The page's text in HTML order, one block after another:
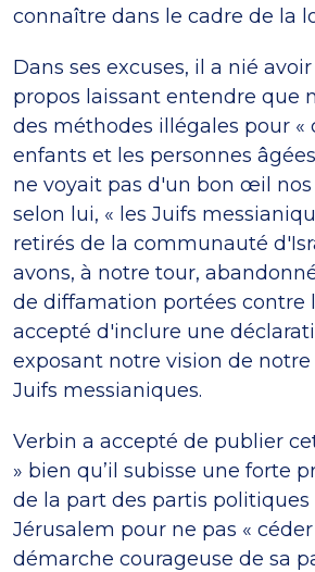
connaître dans le cadre de la
Dans ses excuses, il a nié
propos laissant entendre que
des méthodes illégales pour «
enfants et les personnes
ne voyait pas d'un bon œil
selon lui, « les Juifs
retirés de la communauté
avons, à notre tour,
de diffamation portées contre
accepté d'inclure une
exposant notre vision de
Juifs messianiques.
Verbin a accepté de publier
» bien qu’il subisse une forte
de la part des partis
Jérusalem pour ne pas « céder
démarche courageuse de sa